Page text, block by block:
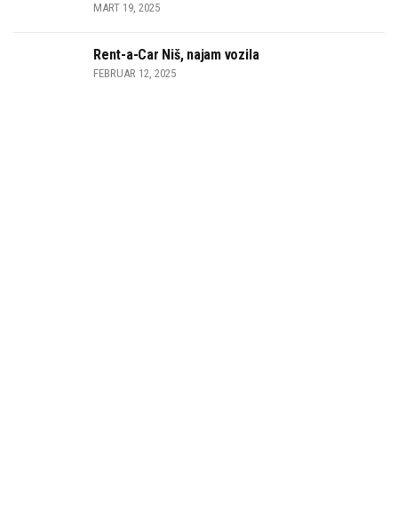
MART 19, 2025
Rent-a-Car Niš, najam vozila
FEBRUAR 12, 2025